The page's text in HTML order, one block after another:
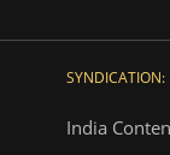
SYNDICATION:
India